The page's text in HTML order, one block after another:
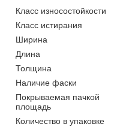
Класс износостойкости
Класс истирания
Ширина
Длина
Толщина
Наличие фаски
Покрываемая пачкой
площадь
Количество в упаковке